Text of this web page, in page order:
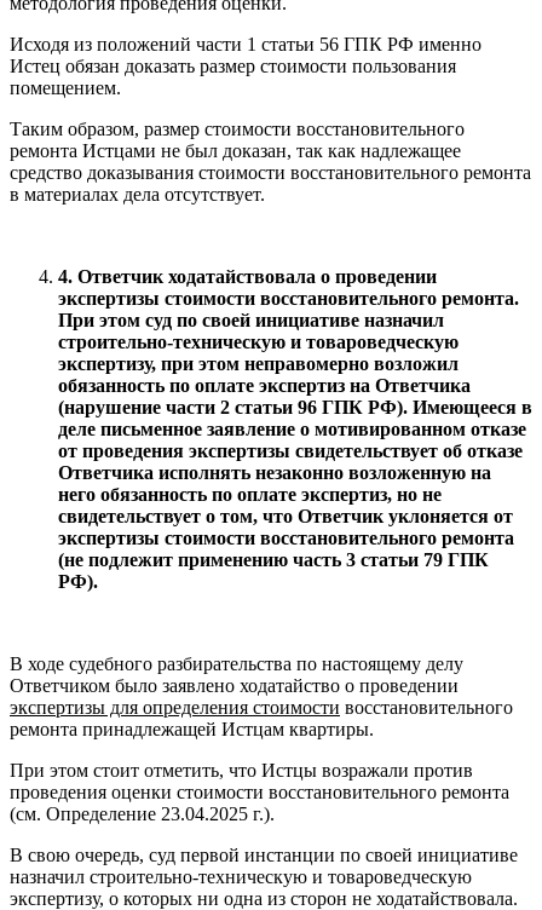
Исходя из положений части 1 статьи 56 ГПК РФ именно
Истец обязан доказать размер стоимости пользования
помещением.
Таким образом, размер стоимости восстановительного
ремонта Истцами не был доказан, так как надлежащее
средство доказывания стоимости восстановительного ремонта
в материалах дела отсутствует.
4. Ответчик ходатайствовала о проведении
экспертизы стоимости восстановительного ремонта.
При этом суд по своей инициативе назначил
строительно-техническую и товароведческую
экспертизу, при этом неправомерно возложил
обязанность по оплате экспертиз на Ответчика
(нарушение части 2 статьи 96 ГПК РФ). Имеющееся в
деле письменное заявление о мотивированном отказе
от проведения экспертизы свидетельствует об отказе
Ответчика исполнять незаконно возложенную на
него обязанность по оплате экспертиз, но не
свидетельствует о том, что Ответчик уклоняется от
экспертизы стоимости восстановительного ремонта
(не подлежит применению часть 3 статьи 79 ГПК
РФ).
В ходе судебного разбирательства по настоящему делу
Ответчиком было заявлено ходатайство о проведении
экспертизы для определения стоимости восстановительного
ремонта принадлежащей Истцам квартиры.
При этом стоит отметить, что Истцы возражали против
проведения оценки стоимости восстановительного ремонта
(см. Определение 23.04.2025 г.).
В свою очередь, суд первой инстанции по своей инициативе
назначил строительно-техническую и товароведческую
экспертизу, о которых ни одна из сторон не ходатайствовала.